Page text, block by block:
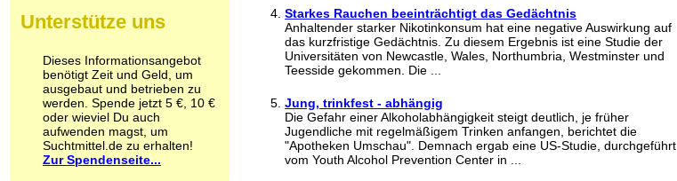
Starkes Rauchen beeinträchtigt das Gedächtnis
Anhaltender starker Nikotinkonsum hat eine negative Auswirkung auf
das kurzfristige Gedächtnis. Zu diesem Ergebnis ist eine Studie der
Universitäten von Newcastle, Wales, Northumbria, Westminster und
Teesside gekommen. Die ...
Jung, trinkfest - abhängig
Die Gefahr einer Alkoholabhängigkeit steigt deutlich, je früher
Jugendliche mit regelmäßigem Trinken anfangen, berichtet die
"Apotheken Umschau". Demnach ergab eine US-Studie, durchgeführt
vom Youth Alcohol Prevention Center in ...
Pilze
Psychopharmaka
Schlafmittel
Schmerzmittel
Schnüffelstoffe
Spice
Sucht / Süchte
Alkoholsucht
Unterstütze uns
Dieses Informationsangebot
benötigt Zeit und Geld, um
ausgebaut und betrieben zu
werden. Spende jetzt 5 €, 10 €
oder wieviel Du auch
aufwenden magst, um
Suchtmittel.de zu erhalten!
Zur Spendenseite...